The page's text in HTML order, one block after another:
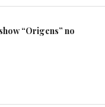
“Origens” no